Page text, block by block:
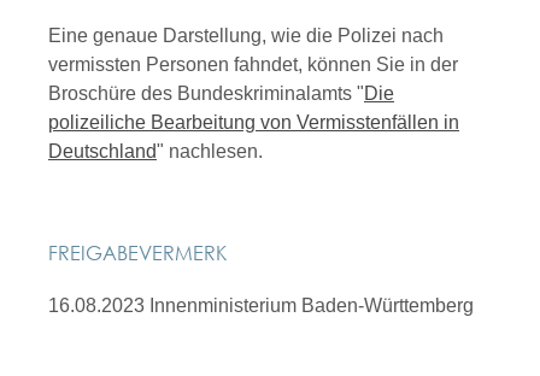
Eine genaue Darstellung, wie die Polizei nach
vermissten Personen fahndet, können Sie in der
Broschüre des Bundeskriminalamts "Die
polizeiliche Bearbeitung von Vermisstenfällen in
Deutschland" nachlesen.
FREIGABEVERMERK
16.08.2023 Innenministerium Baden-Württemberg